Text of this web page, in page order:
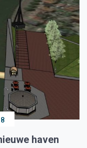
haven